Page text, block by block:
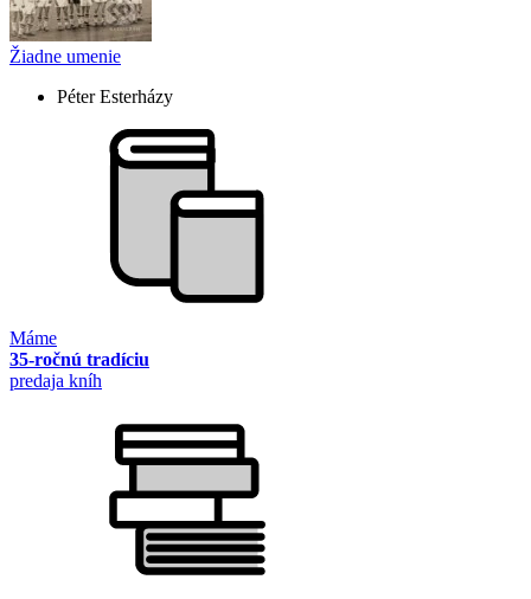
Žiadne umenie
Péter Esterházy
Máme
35-ročnú tradíciu
predaja kníh